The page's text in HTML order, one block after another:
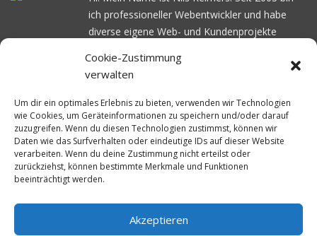
Cookie-Zustimmung
verwalten
Um dir ein optimales Erlebnis zu bieten, verwenden wir Technologien
wie Cookies, um Geräteinformationen zu speichern und/oder darauf
zuzugreifen. Wenn du diesen Technologien zustimmst, können wir
Daten wie das Surfverhalten oder eindeutige IDs auf dieser Website
verarbeiten. Wenn du deine Zustimmung nicht erteilst oder
zurückziehst, können bestimmte Merkmale und Funktionen
beeinträchtigt werden.
Akzeptieren
ich professioneller Webentwickler und habe
diverse eigene Web- und Kundenprojekte
schwierig ist gutes Webhosting zu finden: Bei
vielen Anbietern ärgert man sich über
Serverausfälleoder überlangsame
Ladezeiten. Deswegen habe ich im Mai 2016
angefangen, die bekanntesten Webhoster
systematisch zu testen und deren
Erreichbarkeit und Ladezeit für eine typische
Website basierend auf dem beliebten CMS-
System WordPress zu protokollieren. Auf
WebhosterWissen.de werte ich diese